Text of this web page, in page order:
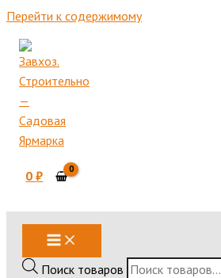
Перейти к содержимому
0₽
Поиск товаров